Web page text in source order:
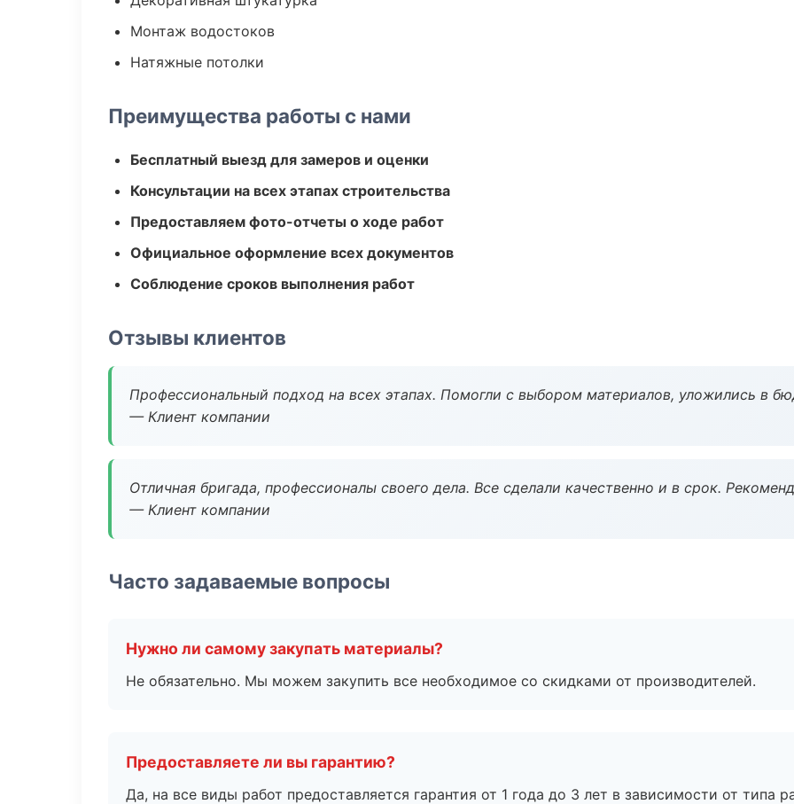
Монтаж водостоков
Натяжные потолки
Преимущества работы с нами
Бесплатный выезд для замеров и оценки
Консультации на всех этапах строительства
Предоставляем фото-отчеты о ходе работ
Официальное оформление всех документов
Соблюдение сроков выполнения работ
Отзывы клиентов
Профессиональный подход на всех этапах. Помогли с выбором материалов, уложились в
— Клиент компании
Отличная бригада, профессионалы своего дела. Все сделали качественно и в срок.
— Клиент компании
Часто задаваемые вопросы
Нужно ли самому закупать материалы?
Не обязательно. Мы можем закупить все необходимое со скидками от производителей.
Предоставляете ли вы гарантию?
Да, на все виды работ предоставляется гарантия от 1 года до 3 лет в зависимости от типа